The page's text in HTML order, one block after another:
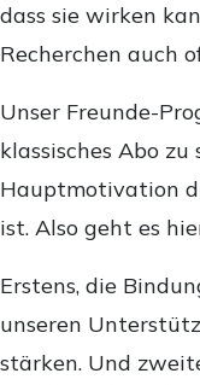
dass sie wirken
Recherchen auch
Unser Freunde-
klassisches Abo
Hauptmotivation
ist. Also geht es
Erstens, die
unseren
stärken. Und